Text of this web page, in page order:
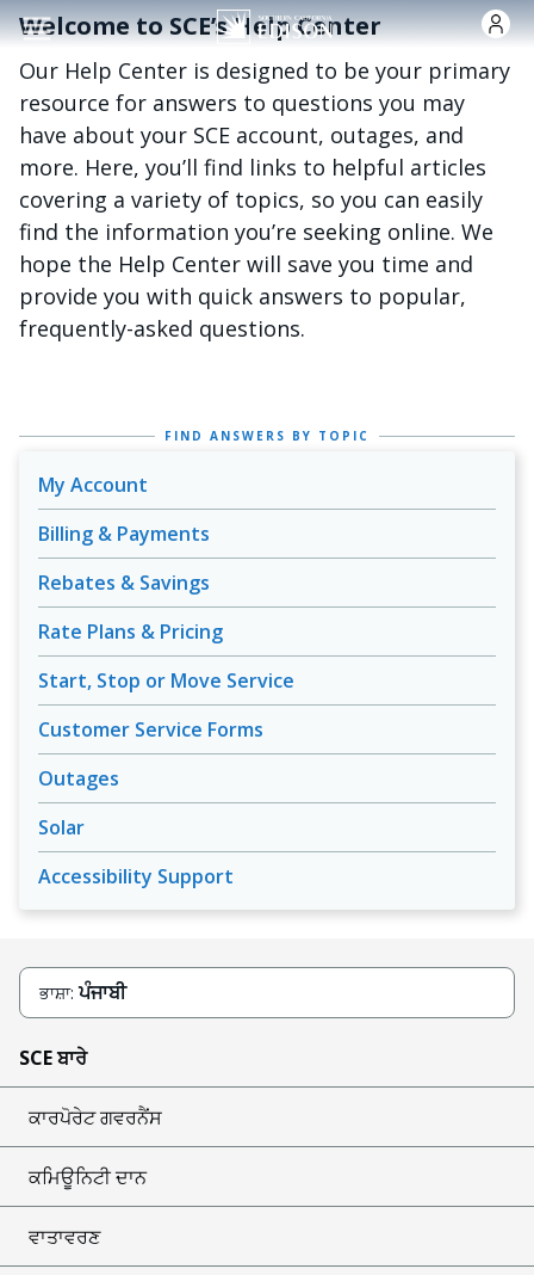
Skip to main content
Welcome to SCE’s Help Center
Our Help Center is designed to be your primary
resource for answers to questions you may
have about your SCE account, outages, and
more. Here, you’ll find links to helpful articles
covering a variety of topics, so you can easily
find the information you’re seeking online. We
hope the Help Center will save you time and
provide you with quick answers to popular,
frequently-asked questions.
FIND ANSWERS BY TOPIC
My Account
Billing & Payments
Rebates & Savings
Rate Plans & Pricing
Start, Stop or Move Service
Customer Service Forms
Outages
Solar
Accessibility Support
ਭਾਸ਼ਾ:ਪੰਜਾਬੀ
SCE ਬਾਰੇ
ਕਾਰਪੋਰੇਟ ਗਵਰਨੈਂਸ
ਕਮਿਊਨਿਟੀ ਦਾਨ
ਵਾਤਾਵਰਣ